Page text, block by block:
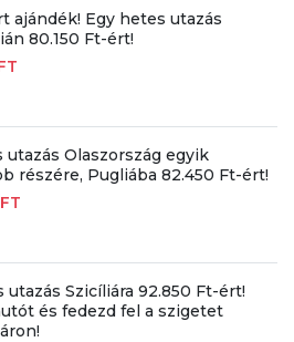
ajándék! Egy hetes utazás
80.150 Ft-ért!
utazás Olaszország egyik
részére, Pugliába 82.450 Ft-ért!
utazás Szicíliára 92.850 Ft-ért!
és fedezd fel a szigetet